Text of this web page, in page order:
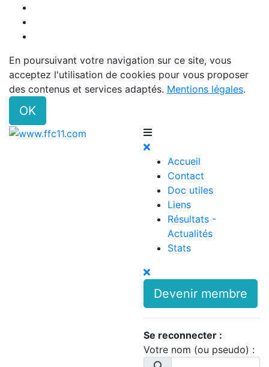
En poursuivant votre navigation sur ce site, vous
acceptez l'utilisation de cookies pour vous proposer
des contenus et services adaptés. Mentions légales.
OK
Accueil
Contact
Doc utiles
Liens
Résultats -
Actualités
Stats
Devenir membre
Se reconnecter :
Votre nom (ou pseudo) :